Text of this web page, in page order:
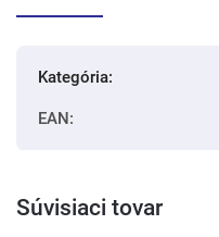
Kategória:
EAN:
Súvisiaci tovar